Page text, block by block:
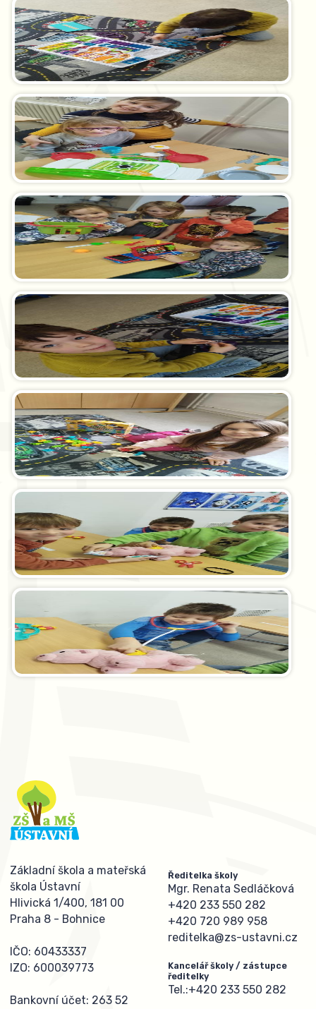
Základní škola a mateřská
škola Ústavní
Hlivická 1/400, 181 00
Praha 8 - Bohnice
IČO: 60433337
IZO: 600039773
Bankovní účet: 263 52
Ředitelka školy
Mgr. Renata Sedláčková
+420 233 550 282
+420 720 989 958
reditelka@zs-ustavni.cz
Kancelář školy / zástupce
ředitelky
Tel.:+420 233 550 282